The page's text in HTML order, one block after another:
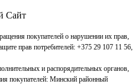
Сайт
покупателей о нарушении их прав,
прав потребителей: +375 29 107 11 56,
и распорядительных органов,
покупателей: Минский районный